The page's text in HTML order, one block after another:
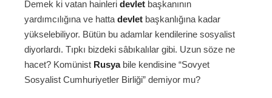
Demek ki vatan hainleri devlet başkanının
yardımcılığına ve hatta devlet başkanlığına kadar
yükselebiliyor. Bütün bu adamlar kendilerine sosyalist
diyorlardı. Tıpkı bizdeki sâbıkalılar gibi. Uzun söze ne
hacet? Komünist Rusyabile kendisine “Sovyet
Sosyalist Cumhuriyetler Birliği” demiyor mu?